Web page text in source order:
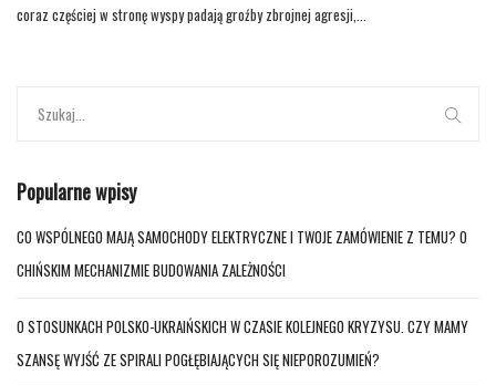
coraz częściej w stronę wyspy padają groźby zbrojnej agresji,...
Popularne wpisy
CO WSPÓLNEGO MAJĄ SAMOCHODY ELEKTRYCZNE I TWOJE ZAMÓWIENIE Z TEMU? O
CHIŃSKIM MECHANIZMIE BUDOWANIA ZALEŻNOŚCI
O STOSUNKACH POLSKO-UKRAIŃSKICH W CZASIE KOLEJNEGO KRYZYSU. CZY MAMY
SZANSĘ WYJŚĆ ZE SPIRALI POGŁĘBIAJĄCYCH SIĘ NIEPOROZUMIEŃ?